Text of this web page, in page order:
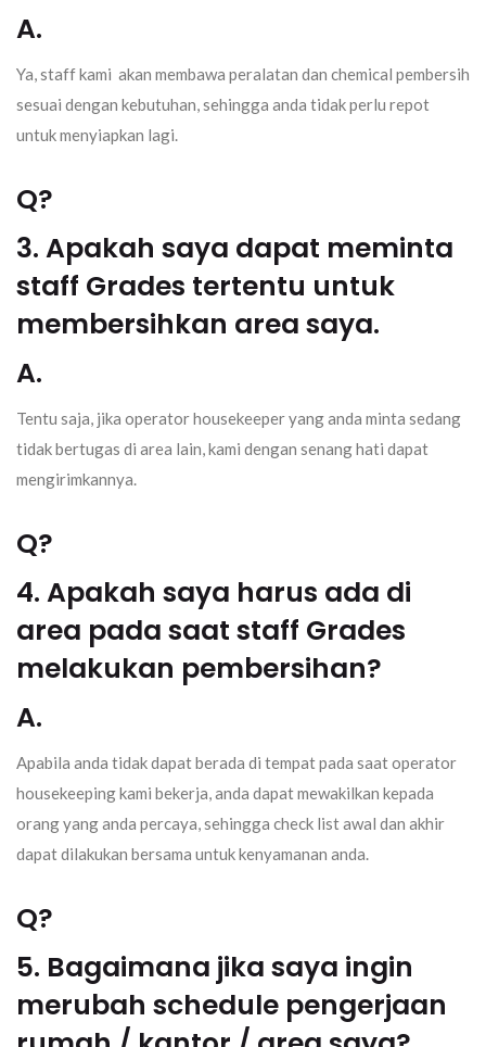
A.
Ya, staff kami akan membawa peralatan dan chemical pembersih
sesuai dengan kebutuhan, sehingga anda tidak perlu repot
untuk menyiapkan lagi.
Q?
3. Apakah saya dapat meminta
staff Grades tertentu untuk
membersihkan area saya.
A.
Tentu saja, jika operator housekeeper yang anda minta sedang
tidak bertugas di area lain, kami dengan senang hati dapat
mengirimkannya.
Q?
4. Apakah saya harus ada di
area pada saat staff Grades
melakukan pembersihan?
A.
Apabila anda tidak dapat berada di tempat pada saat operator
housekeeping kami bekerja, anda dapat mewakilkan kepada
orang yang anda percaya, sehingga check list awal dan akhir
dapat dilakukan bersama untuk kenyamanan anda.
Q?
5. Bagaimana jika saya ingin
merubah schedule pengerjaan